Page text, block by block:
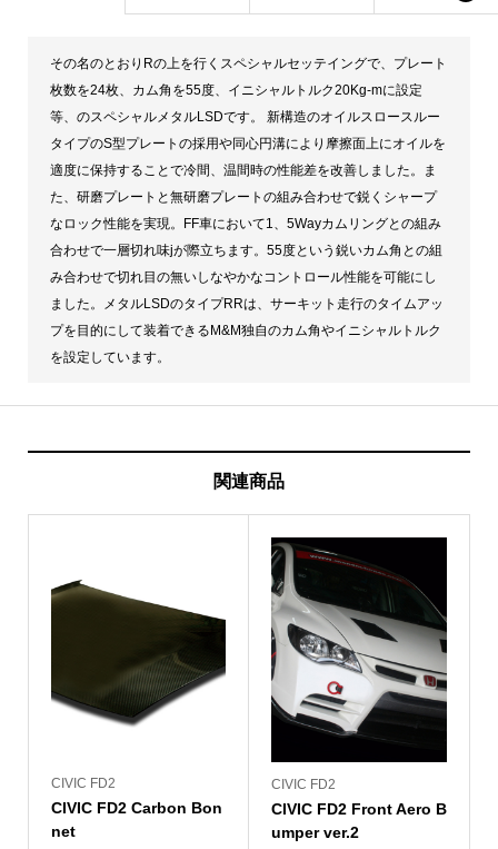
その名のとおりRの上を行くスペシャルセッテイングで、プレート
枚数を24枚、カム角を55度、イニシャルトルク20Kg-mに設定
等、のスペシャルメタルLSDです。 新構造のオイルスロースルー
タイプのS型プレートの採用や同心円溝により摩擦面上にオイルを
適度に保持することで冷間、温間時の性能差を改善しました。ま
た、研磨プレートと無研磨プレートの組み合わせで鋭くシャープ
なロック性能を実現。FF車において1、5Wayカムリングとの組み
合わせで一層切れ味jが際立ちます。55度という鋭いカム角との組
み合わせで切れ目の無いしなやかなコントロール性能を可能にし
ました。メタルLSDのタイプRRは、サーキット走行のタイムアッ
プを目的にして装着できるM&M独自のカム角やイニシャルトルク
を設定しています。
関連商品
CIVIC FD2
CIVIC FD2 Carbon Bon
net
CIVIC FD2
CIVIC FD2 Front Aero B
umper ver.2